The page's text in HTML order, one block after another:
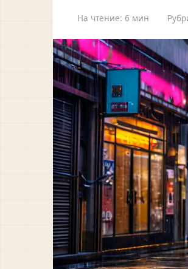
На чтение: 6 мин